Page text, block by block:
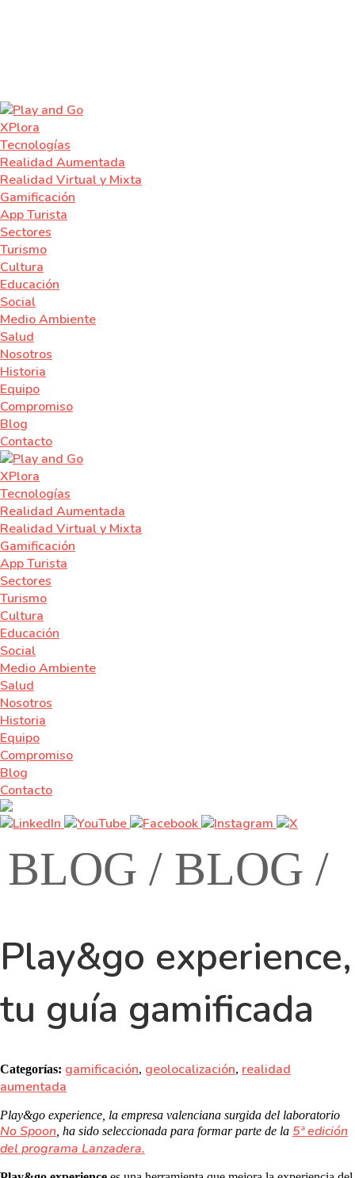
XPlora
Tecnologías
Realidad Aumentada
Realidad Virtual y Mixta
Gamificación
App Turista
Sectores
Turismo
Cultura
Educación
Social
Medio Ambiente
Salud
Nosotros
Historia
Equipo
Compromiso
Blog
Contacto
XPlora
Tecnologías
Realidad Aumentada
Realidad Virtual y Mixta
Gamificación
App Turista
Sectores
Turismo
Cultura
Educación
Social
Medio Ambiente
Salud
Nosotros
Historia
Equipo
Compromiso
Blog
Contacto
BLOG / BLOG /
Play&go experience,
tu guía gamificada
Categorías: gamificación, geolocalización, realidad
aumentada
Play&go experience, la empresa valenciana surgida del laboratorio
No Spoon , ha sido seleccionada para formar parte de la 5ª edición
del programa Lanzadera.